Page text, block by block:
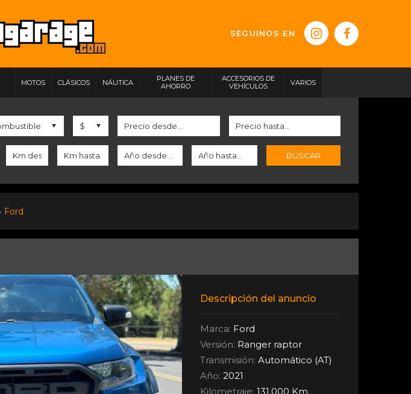
SEGUINOS EN
MOTOS CLÁSICOS NÁUTICA
PLANES DE
AHORRO
ACCESORIOS DE
VEHÍCULOS
VARIOS
BUSCAR
Ford
Descripción del anuncio
Marca: Ford
Versión: Ranger raptor
Transmisión: Automático (AT)
Año: 2021
Kilometraje: 131.000 Km.